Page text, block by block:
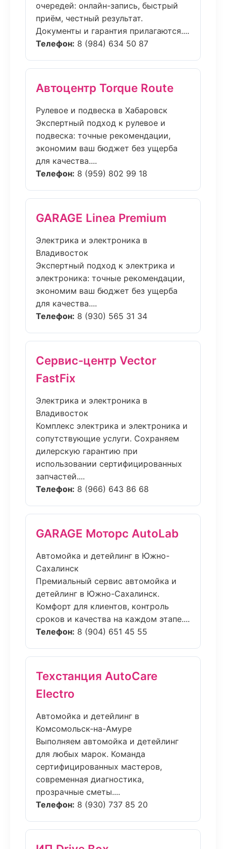
очередей: онлайн-запись, быстрый
приём, честный результат.
Документы и гарантия прилагаются....
Телефон: 8 (984) 634 50 87
Автоцентр Torque Route
Рулевое и подвеска в Хабаровск
Экспертный подход к рулевое и
подвеска: точные рекомендации,
экономим ваш бюджет без ущерба
для качества....
Телефон: 8 (959) 802 99 18
GARAGE Linea Premium
Электрика и электроника в
Владивосток
Экспертный подход к электрика и
электроника: точные рекомендации,
экономим ваш бюджет без ущерба
для качества....
Телефон: 8 (930) 565 31 34
Сервис-центр Vector
FastFix
Электрика и электроника в
Владивосток
Комплекс электрика и электроника и
сопутствующие услуги. Сохраняем
дилерскую гарантию при
использовании сертифицированных
запчастей....
Телефон: 8 (966) 643 86 68
GARAGE Моторс AutoLab
Автомойка и детейлинг в Южно-
Сахалинск
Премиальный сервис автомойка и
детейлинг в Южно-Сахалинск.
Комфорт для клиентов, контроль
сроков и качества на каждом этапе....
Телефон: 8 (904) 651 45 55
Техстанция AutoCare
Electro
Автомойка и детейлинг в
Комсомольск-на-Амуре
Выполняем автомойка и детейлинг
для любых марок. Команда
сертифицированных мастеров,
современная диагностика,
прозрачные сметы....
Телефон: 8 (930) 737 85 20